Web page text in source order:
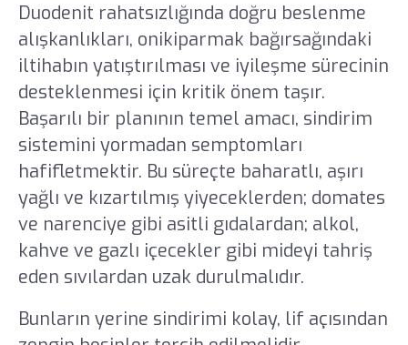
Duodenit rahatsızlığında doğru beslenme
alışkanlıkları, onikiparmak bağırsağındaki
iltihabın yatıştırılması ve iyileşme sürecinin
desteklenmesi için kritik önem taşır.
Başarılı bir planının temel amacı, sindirim
sistemini yormadan semptomları
hafifletmektir. Bu süreçte baharatlı, aşırı
yağlı ve kızartılmış yiyeceklerden; domates
ve narenciye gibi asitli gıdalardan; alkol,
kahve ve gazlı içecekler gibi mideyi tahriş
eden sıvılardan uzak durulmalıdır.
Bunların yerine sindirimi kolay, lif açısından